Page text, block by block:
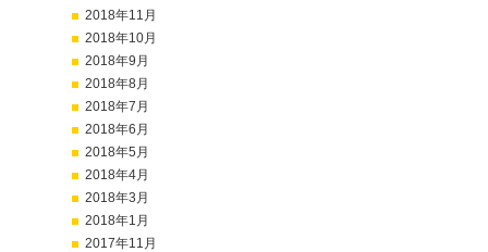
2018年11月
2018年10月
2018年9月
2018年8月
2018年7月
2018年6月
2018年5月
2018年4月
2018年3月
2018年1月
2017年11月